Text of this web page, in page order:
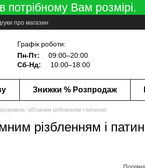
Вам розмірі.
про магазин
Графік роботи:
Пн-Пт:
09:00–20:00
Сб-Нд:
10:00–18:00
Знижки % Розпродаж
об'ємним різбленням і патиною
різбленням і